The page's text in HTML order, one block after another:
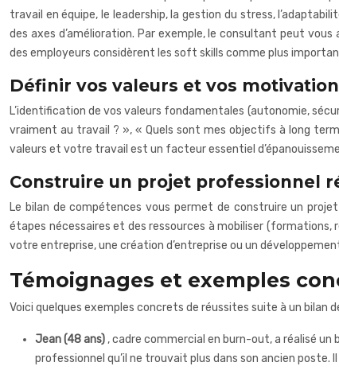
travail en équipe, le leadership, la gestion du stress,
des axes d’amélioration. Par exemple, le consultant peut
des employeurs considèrent les soft skills comme plus
Définir vos valeurs et vos
L’identification de vos valeurs fondamentales (autonomie,
vraiment au travail ? », « Quels sont mes objectifs à long
valeurs et votre travail est un facteur essentiel
Construire un projet professionnel
Le bilan de compétences vous permet de construire un
étapes nécessaires et des ressources à mobiliser
votre entreprise, une création d’entreprise ou un
Témoignages et exemples
Voici quelques exemples concrets de réussites suite à un bilan
Jean (48 ans) , cadre commercial en burn-out, a réalisé
professionnel qu’il ne trouvait plus dans son ancien